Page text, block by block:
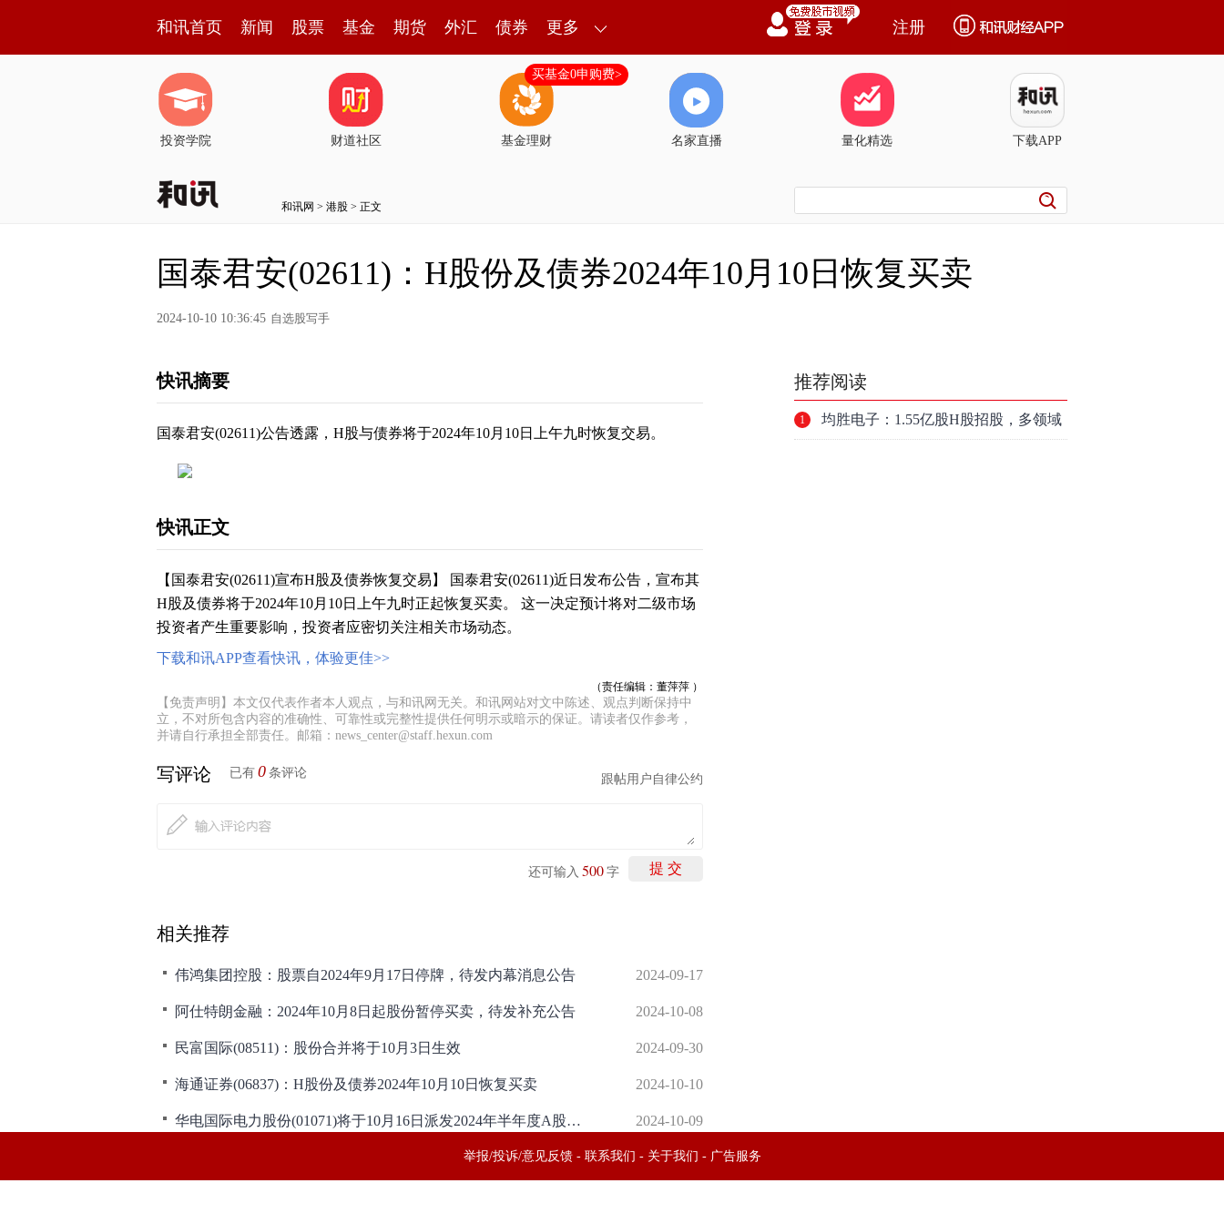
和讯首页 新闻 股票 基金 期货 外汇 债券 更多 注册
投资学院 财道社区 基金理财
买基金0申购费>
名家直播 量化精选 下载APP
和讯网 > 港股 > 正文
国泰君安(02611)：H股份及债券2024年10月10日恢复买卖
2024-10-10 10:36:45 自选股写手
快讯摘要
国泰君安(02611)公告透露，H股与债券将于2024年10月10日上午九时恢复交易。
快讯正文
【国泰君安(02611)宣布H股及债券恢复交易】 国泰君安(02611)近日发布公告，宣布其
H股及债券将于2024年10月10日上午九时正起恢复买卖。 这一决定预计将对二级市场
投资者产生重要影响，投资者应密切关注相关市场动态。
下载和讯APP查看快讯，体验更佳>>
（责任编辑：董萍萍 ）
【免责声明】本文仅代表作者本人观点，与和讯网无关。和讯网站对文中陈述、观点判断保持中
立，不对所包含内容的准确性、可靠性或完整性提供任何明示或暗示的保证。请读者仅作参考，
并请自行承担全部责任。邮箱：news_center@staff.hexun.com
写评论 已有 0 条评论 跟帖用户自律公约
提 交
还可输入 500 字
相关推荐
伟鸿集团控股：股票自2024年9月17日停牌，待发内幕消息公告 2024-09-17
阿仕特朗金融：2024年10月8日起股份暂停买卖，待发补充公告 2024-10-08
民富国际(08511)：股份合并将于10月3日生效 2024-09-30
海通证券(06837)：H股份及债券2024年10月10日恢复买卖 2024-10-10
华电国际电力股份(01071)将于10月16日派发2024年半年度A股每股现金红利0.08元 2024-10-09
推荐阅读
1 均胜电子：1.55亿股H股招股，多领域
举报/投诉/意见反馈- 联系我们 - 关于我们 - 广告服务